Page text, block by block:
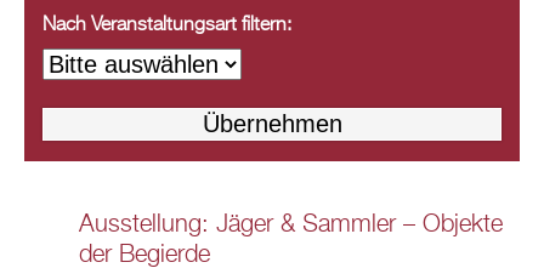
Nach Veranstaltungsart filtern:
Ausstellung: Jäger & Sammler – Objekte
der Begierde